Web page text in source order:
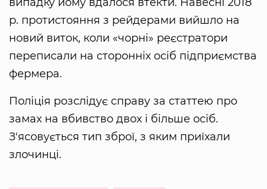
р. протистояння з рейдерами вийшло на
новий виток, коли «чорні» реєстратори
переписали на сторонніх осіб підприємства
фермера.
Поліція розслідує справу за статтею про
замах на вбивство двох і більше осіб.
З'ясовується тип зброї, з яким приїхали
злочинці.